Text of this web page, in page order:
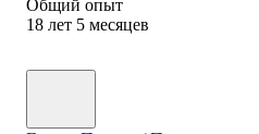
Общий опыт
18 лет 5 месяцев